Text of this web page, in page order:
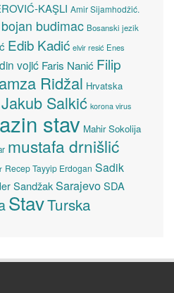
KAŞLI Amir Sijamhodžić.
bojan budimac Bosanski jezik
Edib Kadić elvir resić Enes
vojić Faris Nanić Filip
Ridžal Hrvatska
Jakub Salkić korona virus
stav Mahir Sokolija
mustafa drnišlić
Recep Tayyip Erdogan Sadik
SandžakSarajevoSDA
StavTurska